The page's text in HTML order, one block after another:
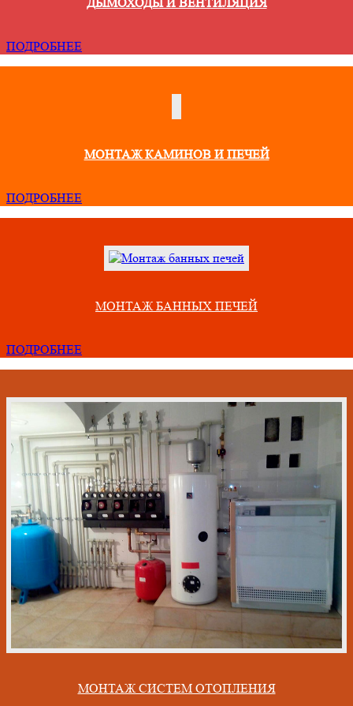
ДЫМОХОДЫ И ВЕНТИЛЯЦИЯ
ПОДРОБНЕЕ
МОНТАЖ КАМИНОВ И ПЕЧЕЙ
ПОДРОБНЕЕ
МОНТАЖ БАННЫХ ПЕЧЕЙ
ПОДРОБНЕЕ
МОНТАЖ СИСТЕМ ОТОПЛЕНИЯ